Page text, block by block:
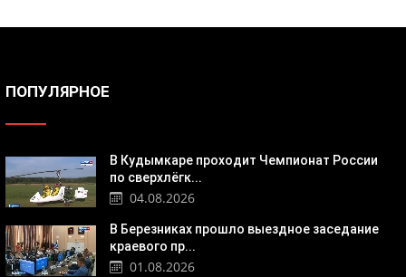
ПОПУЛЯРНОЕ
В Кудымкаре проходит Чемпионат России
по сверхлёгк...
04.08.2026
В Березниках прошло выездное заседание
краевого пр...
01.08.2026